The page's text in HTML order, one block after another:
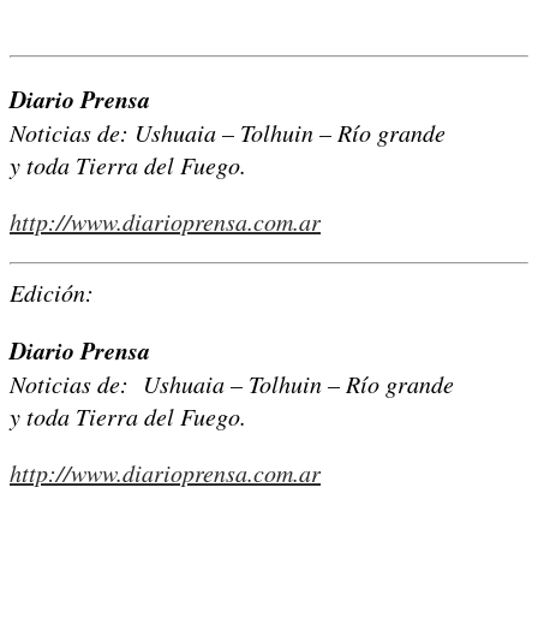
Diario Prensa
Noticias de: Ushuaia – Tolhuin – Río grande
y toda Tierra del Fuego.
http://www.diarioprensa.com.ar
Edición:
Diario Prensa
Noticias de: Ushuaia – Tolhuin – Río grande
y toda Tierra del Fuego.
http://www.diarioprensa.com.ar